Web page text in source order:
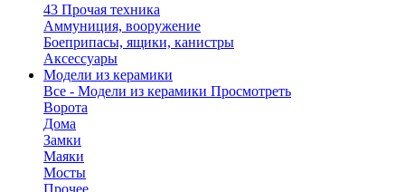
43 Прочая техника
Аммуниция, вооружение
Боеприпасы, ящики, канистры
Аксессуары
Модели из керамики
Все - Модели из керамики Просмотреть
Ворота
Дома
Замки
Маяки
Мосты
Прочее